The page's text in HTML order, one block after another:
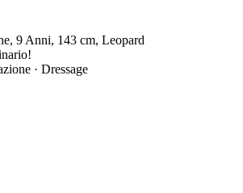
9 Anni, 143 cm, Leopard
· Dressage